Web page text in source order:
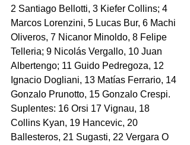
2 Santiago Bellotti, 3 Kiefer Collins; 4
Marcos Lorenzini, 5 Lucas Bur, 6 Machi
Oliveros, 7 Nicanor Minoldo, 8 Felipe
Telleria; 9 Nicolás Vergallo, 10 Juan
Albertengo; 11 Guido Pedregoza, 12
Ignacio Dogliani, 13 Matías Ferrario, 14
Gonzalo Prunotto, 15 Gonzalo Crespi.
Suplentes: 16 Orsi 17 Vignau, 18
Collins Kyan, 19 Hancevic, 20
Ballesteros, 21 Sugasti, 22 Vergara O